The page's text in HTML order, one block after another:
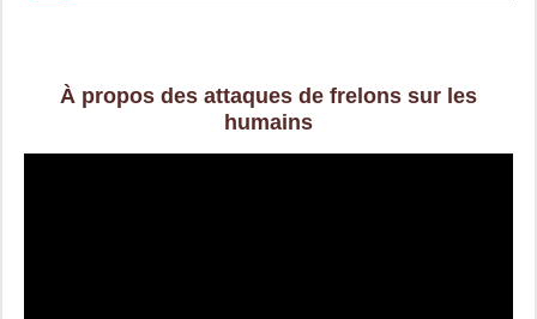
À propos des attaques de frelons sur les
humains